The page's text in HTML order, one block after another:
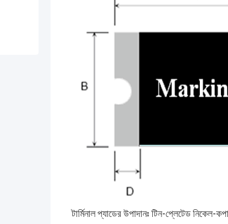
টার্মিনাল প্যাডের উপাদানঃ টিন-প্লেটেড নিকেল-